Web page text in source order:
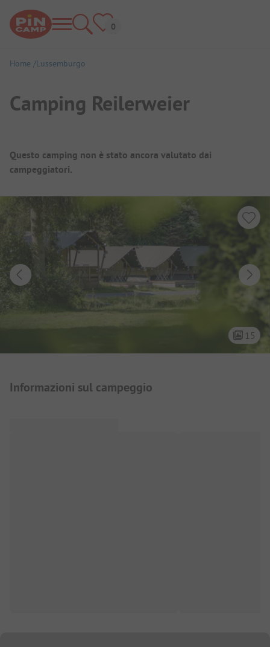
Home Lussemburgo
Camping Reilerweier
Panoramica del campeggio
Questo camping non è stato ancora valutato dai
campeggiatori.
15
Informazioni sul campeggio